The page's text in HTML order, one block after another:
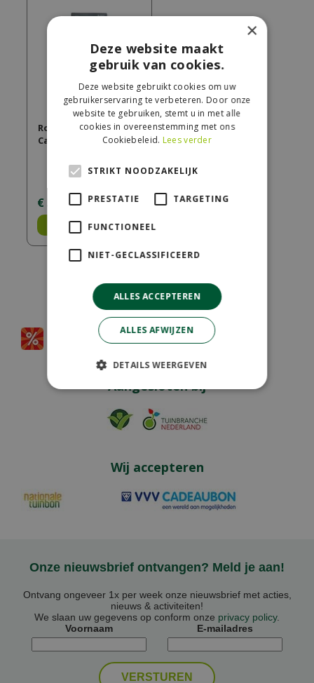
Royal canin Hairball
Care (2kg)
€ 99
Bestel
Partners
Aangesloten bij
Wij accepteren
Onze nieuwsbrief ontvangen? Meld je aan!
Ontvang ongeveer 1x per week onze nieuwsbrief met acties,
nieuws & activiteiten!
We slaan uw gegevens op conform onze privacy policy.
Voornaam
E-mailadres
×
Deze website maakt
gebruik van cookies.
Deze website gebruikt cookies om uw
gebruikerservaring te verbeteren. Door onze
website te gebruiken, stemt u in met alle
cookies in overeenstemming met ons
Cookiebeleid. Lees verder
STRIKT NOODZAKELIJK
PRESTATIE TARGETING
FUNCTIONEEL
NIET-GECLASSIFICEERD
ALLES ACCEPTEREN
ALLES AFWIJZEN
DETAILS WEERGEVEN